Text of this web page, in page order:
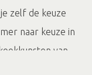
zelf de keuze
naar keuze in
van
Een lekker (live